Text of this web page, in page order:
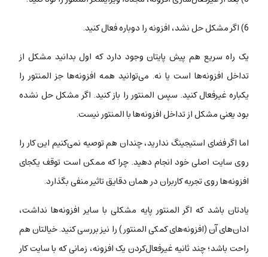
6) اگر مشکل حل نشد، افزونه را دوباره فعال کنید.
یک راه سریع هم پیش‌ پایتان وجود دارد که اول بدانید مشکل از
تداخل افزونه‌ها است یا نه. می‌توانید همه افزونه‌ها جز المنتور را
یکباره غیرفعال کنید. سپس المنتور را باز کنید. اگر مشکل حل نشده
بود یعنی مشکل از تداخل افزونه‌ها با المنتور نیست.
اما اگر فضای استیجینگ ندارید، چندان هم توصیه نمی‌کنیم این کار را
روی سایت اصلی خود انجام دهید. چرا که ممکن است توقف یکجای
افزونه‌ها روی تجربه کاربران در همان دقایق تاثیر منفی بگذارد.
یادتان باشد که اگر المنتور پایه مشکلی با سایر افزونه‌ها نداشت،
ادان‌های آن (افزونه‌های کمکی المنتور) را نیز بررسی کنید. خیالتان هم
راحت باشد؛ چند ثانیه غیرفعال‌کردن یک افزونه، زمانی که با سایت کار